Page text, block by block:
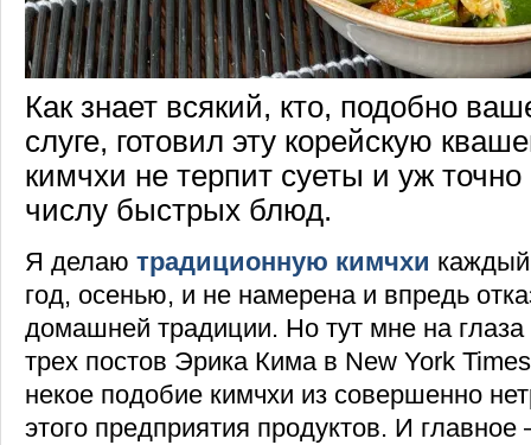
Как знает всякий, кто, подобно
слуге, готовил эту корейскую
кимчхи не терпит суеты и уж точно
числу быстрых блюд.
Я делаю традиционную кимчхи
год, осенью, и не намерена и впредь
домашней традиции. Но тут мне на глаза
трех постов Эрика Кима в New York
некое подобие кимчхи из совершенно
этого предприятия продуктов. И главное